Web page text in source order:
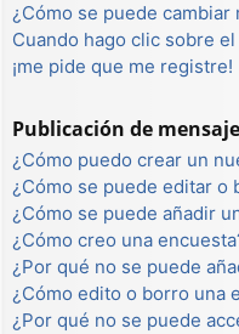
¿Cómo se puede cambiar
Cuando hago clic sobre
¡me pide que me registre!
Publicación de
¿Cómo puedo crear un
¿Cómo se puede editar o
¿Cómo se puede añadir
¿Cómo creo una
¿Por qué no se puede
¿Cómo edito o borro una
¿Por qué no se puede